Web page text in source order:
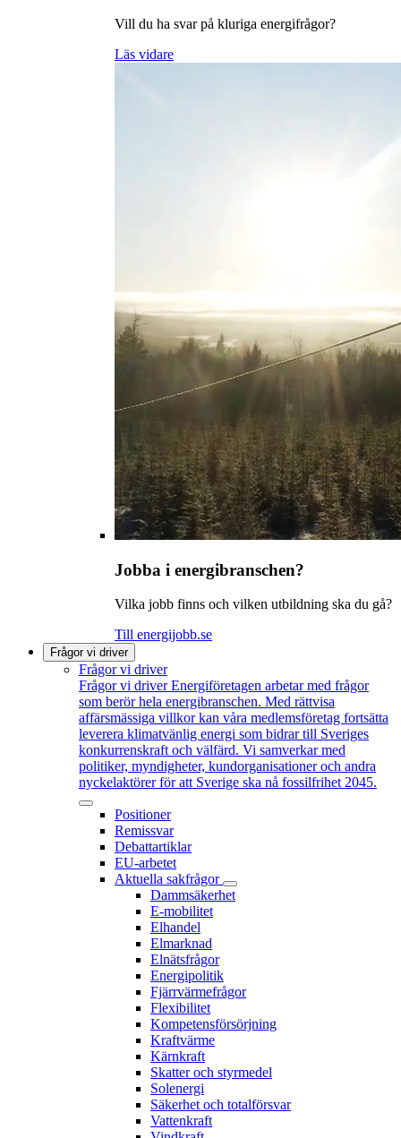
Vill du ha svar på kluriga energifrågor?
Läs vidare
Jobba i energibranschen?
Vilka jobb finns och vilken utbildning ska du gå?
Till energijobb.se
Frågor vi driver
Frågor vi driver
Frågor vi driver Energiföretagen arbetar med frågor
som berör hela energibranschen. Med rättvisa
affärsmässiga villkor kan våra medlemsföretag fortsätta
leverera klimatvänlig energi som bidrar till Sveriges
konkurrenskraft och välfärd. Vi samverkar med
politiker, myndigheter, kundorganisationer och andra
nyckelaktörer för att Sverige ska nå fossilfrihet 2045.
Positioner
Remissvar
Debattartiklar
EU-arbetet
Aktuella sakfrågor
Dammsäkerhet
E-mobilitet
Elhandel
Elmarknad
Elnätsfrågor
Energipolitik
Fjärrvärmefrågor
Flexibilitet
Kompetensförsörjning
Kraftvärme
Kärnkraft
Skatter och styrmedel
Solenergi
Säkerhet och totalförsvar
Vattenkraft